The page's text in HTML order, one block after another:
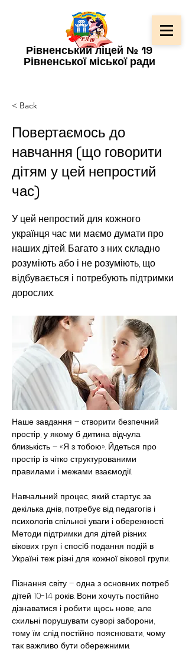
Рівненський ліцей № 19
Рівненської міської ради
< Back
Повертаємось до
навчання (що говорити
дітям у цей непростий
час)
У цей непростий для кожного
українця час ми маємо думати про
наших дітей. Багато з них складно
розуміють або і не розуміють, що
відбувається і потребують підтримки
дорослих.
Наше завдання – створити безпечний
простір, у якому б дитина відчула
близькість – «Я з тобою». Йдеться про
простір із чітко структурованими
правилами і межами взаємодії.
Навчальний процес, який стартує за
декілька днів, потребує від педагогів і
психологів спільної уваги і обережності.
Методи підтримки для дітей різних
вікових груп і спосіб подання подій в
Україні теж різні для кожної вікової групи.
Пізнання світу – одна з основних потреб
дітей 10-14 років. Вони хочуть постійно
дізнаватися і робити щось нове, але
схильні порушувати суворі заборони,
тому їм слід постійно пояснювати, чому
так важливо бути обережними.